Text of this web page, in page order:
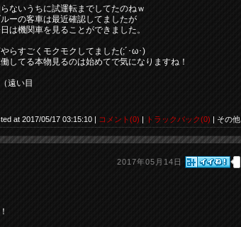
ないうちに試運転までしてたのねｗ
ーの客車は最近確認してましたが
は機関車を見ることができました。
らすごくモクモクしてました(;´･ω･)
してる本物見るのは始めてで気になりますね！
遠い目
at 2017/05/17 03:15:10 | コメント(0) トラックバック(0) | その他
2017年05月14日